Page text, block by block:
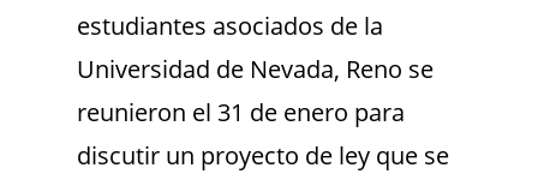
estudiantes asociados de la
Universidad de Nevada, Reno se
reunieron el 31 de enero para
discutir un proyecto de ley que se